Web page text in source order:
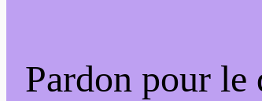
Pardon pour le